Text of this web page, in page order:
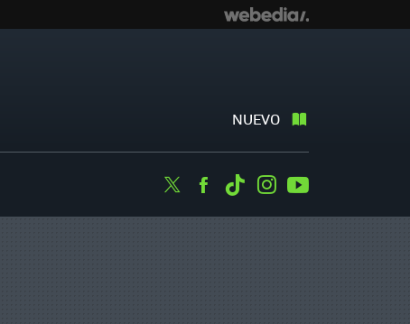
NUEVO
TwitterFacebook
TiktokInstagram